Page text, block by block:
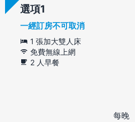
選項
一經訂房不可取消
1 張加大雙人床
免費無線上網
2 人早餐
每晚